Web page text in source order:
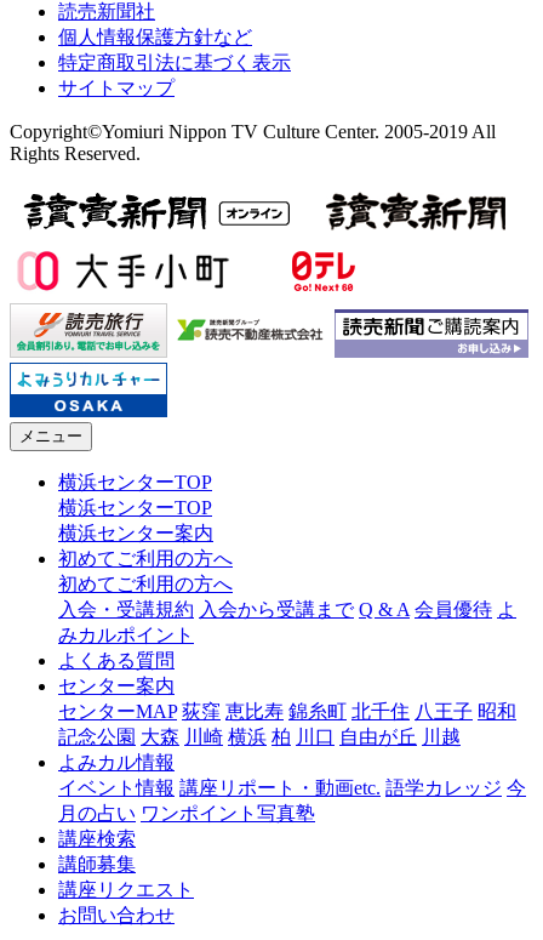
読売新聞社
個人情報保護方針など
特定商取引法に基づく表示
サイトマップ
Copyright©Yomiuri Nippon TV Culture Center. 2005-2019 All
Rights Reserved.
メニュー
横浜センターTOP
横浜センターTOP
横浜センター案内
初めてご利用の方へ
初めてご利用の方へ
入会・受講規約 入会から受講まで Q & A 会員優待 よ
みカルポイント
よくある質問
センター案内
センターMAP 荻窪 恵比寿 錦糸町 北千住 八王子 昭和
記念公園 大森 川崎 横浜 柏 川口 自由が丘 川越
よみカル情報
イベント情報 講座リポート・動画etc. 語学カレッジ 今
月の占い ワンポイント写真塾
講座検索
講師募集
講座リクエスト
お問い合わせ